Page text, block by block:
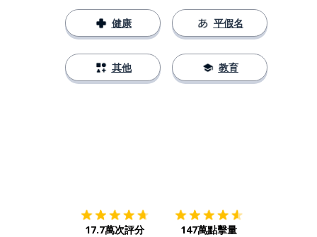
健康
其他
平假名
教育
17.7萬次評分 147萬點擊量